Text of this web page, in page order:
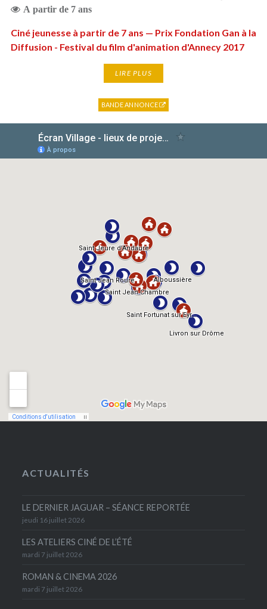
A partir de 7 ans
Ciné jeunesse à partir de 7 ans — Prix Fondation Gan à la
Diffusion - Festival du film d'animation d'Annecy 2017
LIRE PLUS
BANDE ANNONCE
ACTUALITÉS
LE DERNIER JAGUAR – SÉANCE REPORTÉE
jeudi 16 juillet 2026
LES ATELIERS CINÉ DE L’ÉTÉ
mardi 7 juillet 2026
ROMAN & CINEMA 2026
mardi 7 juillet 2026